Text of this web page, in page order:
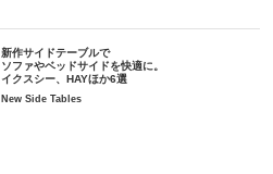
新作サイドテーブルで
ソファやベッドサイドを快適に。
イクスシー、HAYほか6選
New Side Tables